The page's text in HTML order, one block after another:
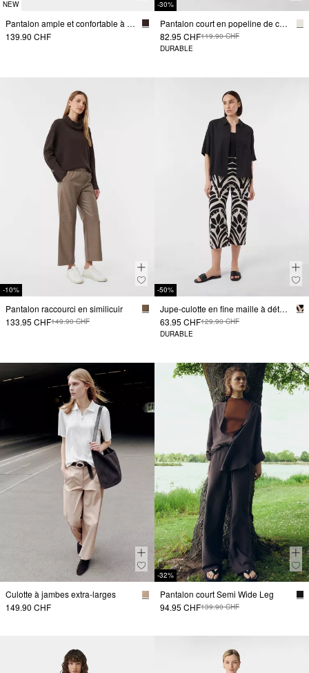
NEW
Pantalon ample et confortable à enfiler
139.90 CHF
-30%
Pantalon court en popeline de coupe Relaxed Fit
82.95 CHF119.90 CHF
DURABLE
-10%
Pantalon raccourci en similicuir
133.95 CHF149.90 CHF
-50%
Jupe-culotte en fine maille à détails contrastants
63.95 CHF129.90 CHF
DURABLE
Culotte à jambes extra-larges
149.90 CHF
-32%
Pantalon court Semi Wide Leg
94.95 CHF139.90 CHF